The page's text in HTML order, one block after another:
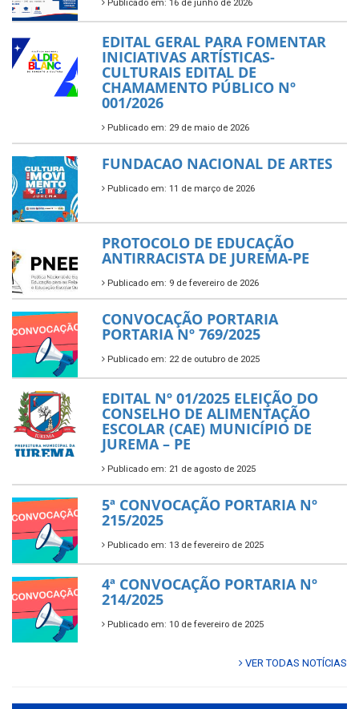
Publicado em: 16 de junho de 2026
EDITAL GERAL PARA FOMENTAR
INICIATIVAS ARTÍSTICAS-
CULTURAIS EDITAL DE
CHAMAMENTO PÚBLICO Nº
001/2026
Publicado em: 29 de maio de 2026
FUNDACAO NACIONAL DE ARTES
Publicado em: 11 de março de 2026
PROTOCOLO DE EDUCAÇÃO
ANTIRRACISTA DE JUREMA-PE
Publicado em: 9 de fevereiro de 2026
CONVOCAÇÃO PORTARIA
PORTARIA Nº 769/2025
Publicado em: 22 de outubro de 2025
EDITAL Nº 01/2025 ELEIÇÃO DO
CONSELHO DE ALIMENTAÇÃO
ESCOLAR (CAE) MUNICÍPIO DE
JUREMA – PE
Publicado em: 21 de agosto de 2025
5ª CONVOCAÇÃO PORTARIA Nº
215/2025
Publicado em: 13 de fevereiro de 2025
4ª CONVOCAÇÃO PORTARIA Nº
214/2025
Publicado em: 10 de fevereiro de 2025
VER TODAS NOTÍCIAS